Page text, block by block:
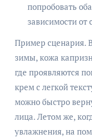
попробовать
зависимости от
Пример сценария.
зимы, кожа
где проявляются
крем с легкой
можно быстро
лица. Летом же,
увлажнения, на